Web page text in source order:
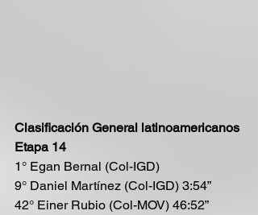
Clasificación General latinoamericanos
Etapa 14
1° Egan Bernal (Col-IGD)
9° Daniel Martínez (Col-IGD) 3:54”
42° Einer Rubio (Col-MOV) 46:52”